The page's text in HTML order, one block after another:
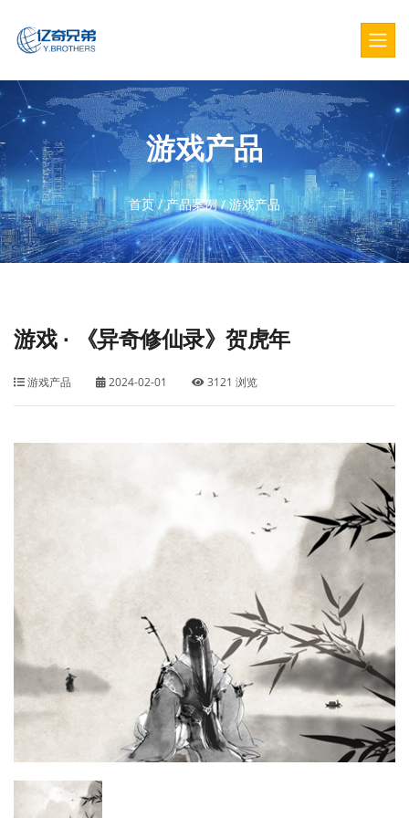
游戏产品
首页/产品案例/游戏产品
游戏 · 《异奇修仙录》贺虎年
游戏产品 2024-02-01 3121 浏览